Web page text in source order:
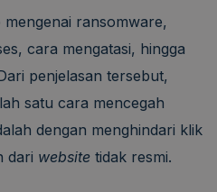
ransomware,
cara mengatasi, hingga
penjelasan tersebut,
satu cara mencegah
dengan menghindari klik
dari website tidak resmi.